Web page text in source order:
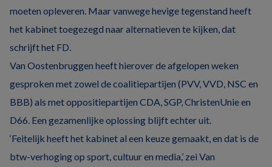
moeten opleveren. Maar vanwege hevige tegenstand heeft
het kabinet toegezegd naar alternatieven te kijken, dat
schrijft het FD.
Van Oostenbruggen heeft hierover de afgelopen weken
gesproken met zowel de coalitiepartijen (PVV, VVD, NSC en
BBB) als met oppositiepartijen CDA, SGP, ChristenUnie en
D66. Een gezamenlijke oplossing blijft echter uit.
‘Feitelijk heeft het kabinet al een keuze gemaakt, en dat is de
btw-verhoging op sport, cultuur en media,’ zei Van